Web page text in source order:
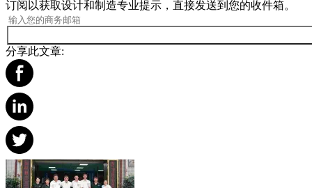
订阅以获取设计和制造专业提示，直接发送到您的收件箱。
分享此文章: